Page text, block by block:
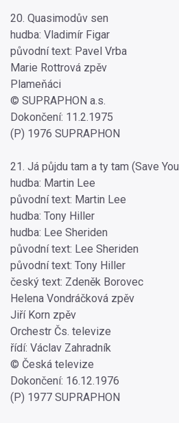
20. Quasimodův sen
hudba: Vladimír Figar
původní text: Pavel Vrba
Marie Rottrová zpěv
Plameňáci
© SUPRAPHON a.s.
Dokončení: 11.2.1975
(P) 1976 SUPRAPHON
21. Já půjdu tam a ty tam (Save
hudba: Martin Lee
původní text: Martin Lee
hudba: Tony Hiller
hudba: Lee Sheriden
původní text: Lee Sheriden
původní text: Tony Hiller
český text: Zdeněk Borovec
Helena Vondráčková zpěv
Jiří Korn zpěv
Orchestr Čs. televize
řídí: Václav Zahradník
© Česká televize
Dokončení: 16.12.1976
(P) 1977 SUPRAPHON